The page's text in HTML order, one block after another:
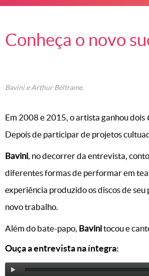
Conheça o novo
Bavini e Arthur Beltrame.
Em 2008 e 2015, o artista ganhou dois
Depois de participar de projetos
Bavini, no decorrer da entrevista,
diferentes formas de performar em
experiência produzido os discos de
novo trabalho.
Além do bate-papo, Bavinitocou e
Ouça a entrevista na íntegra: